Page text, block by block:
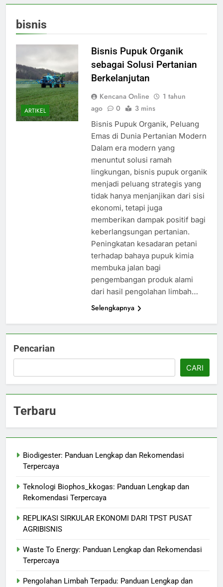
bisnis
ARTIKEL
Bisnis Pupuk Organik
sebagai Solusi Pertanian
Berkelanjutan
Kencana Online
1 tahun
ago
0 3 mins
Bisnis Pupuk Organik, Peluang
Emas di Dunia Pertanian Modern
Dalam era modern yang
menuntut solusi ramah
lingkungan, bisnis pupuk organik
menjadi peluang strategis yang
tidak hanya menjanjikan dari sisi
ekonomi, tetapi juga
memberikan dampak positif bagi
keberlangsungan pertanian.
Peningkatan kesadaran petani
terhadap bahaya pupuk kimia
membuka jalan bagi
pengembangan produk alami
dari hasil pengolahan limbah…
Selengkapnya
Pencarian
CARI
Terbaru
Biodigester: Panduan Lengkap dan Rekomendasi
Terpercaya
Teknologi Biophos_kkogas: Panduan Lengkap dan
Rekomendasi Terpercaya
REPLIKASI SIRKULAR EKONOMI DARI TPST PUSAT
AGRIBISNIS
Waste To Energy: Panduan Lengkap dan Rekomendasi
Terpercaya
Pengolahan Limbah Terpadu: Panduan Lengkap dan